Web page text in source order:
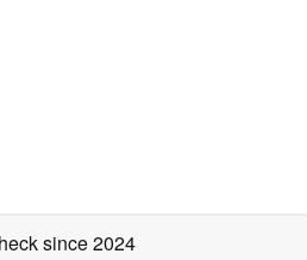
since 2024